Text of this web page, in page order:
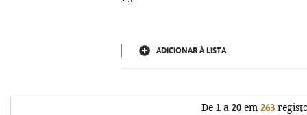
ADICIONAR À LISTA
De 1 a 20 em 263